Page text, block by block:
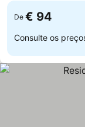
De € 94
Consulte os